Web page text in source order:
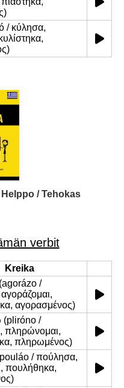
/ κύλησα,
/ Tehokas
verbit
Kreika
/
αγορασμένος)
/
πληρωμένος)
/ πούλησα,
πουλήθηκα,